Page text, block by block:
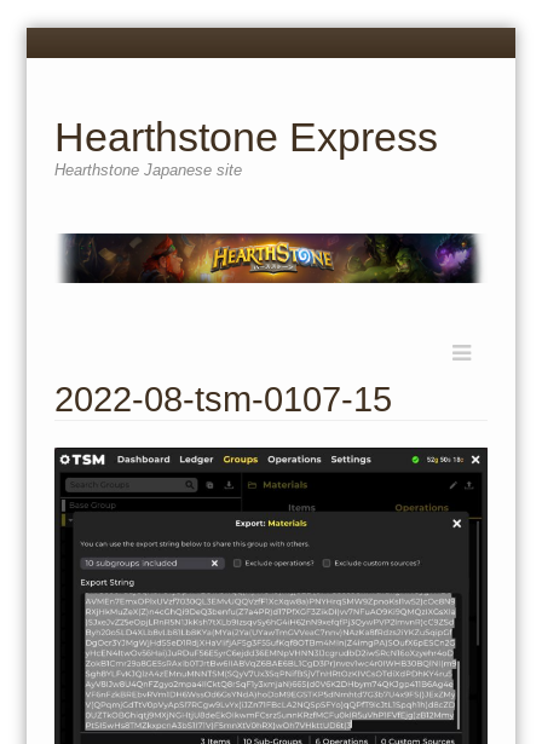
Menu
Hearthstone Express
Hearthstone Japanese site
content
2022-08-tsm-0107-15